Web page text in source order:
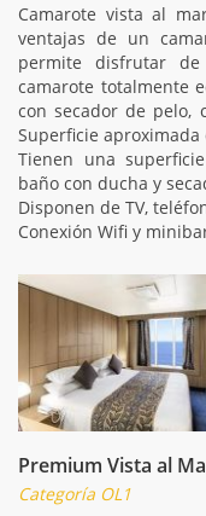
Camarote vista al
ventajas de un
permite disfrutar
camarote totalmente
con secador de pelo,
Superficie aproximada
Tienen una
baño con ducha y
Disponen de TV,
Conexión Wifi y
Premium Vista al
Categoría OL1